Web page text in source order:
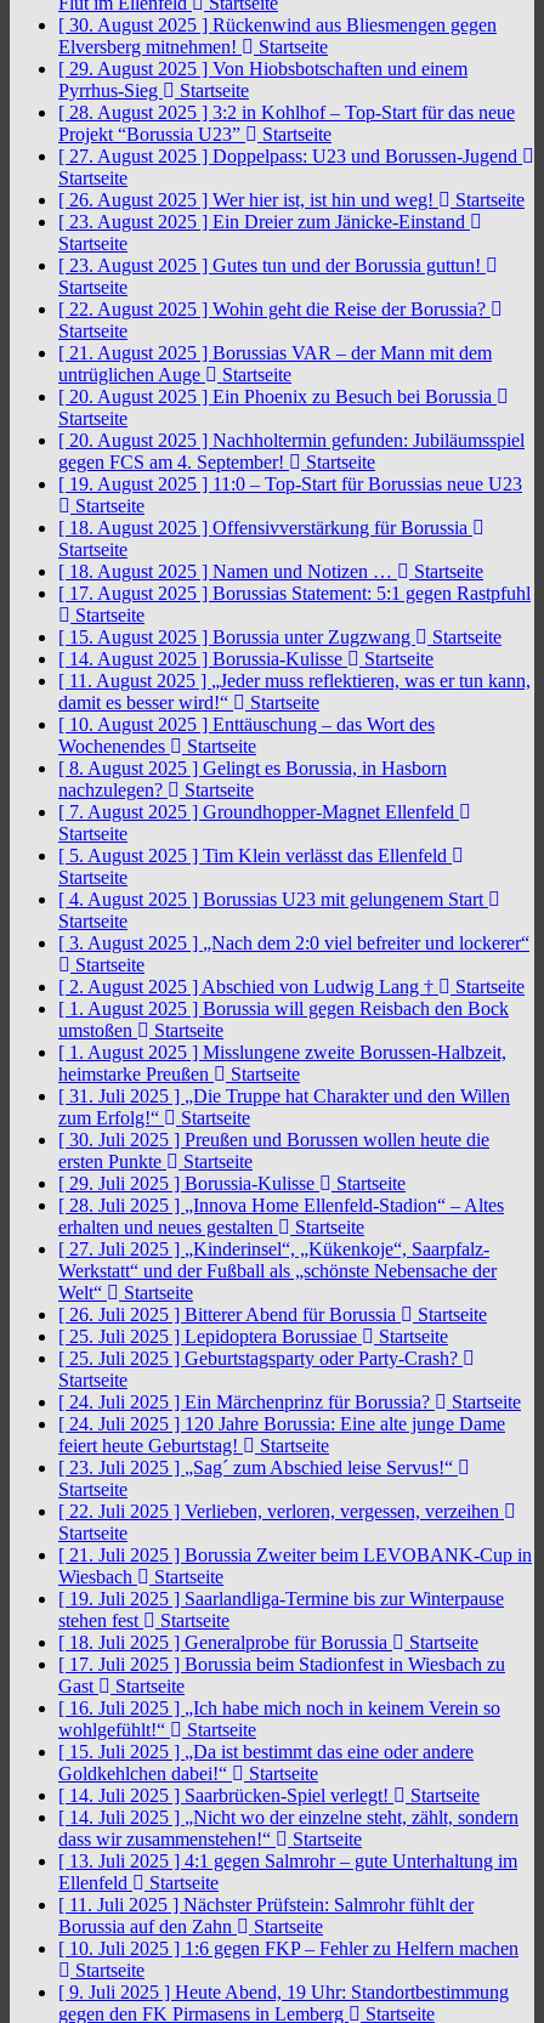
[ 30. August 2025 ] Rückenwind aus Bliesmengen gegen
Elversberg mitnehmen!
Startseite
[ 29. August 2025 ] Von Hiobsbotschaften und einem
Pyrrhus-Sieg
Startseite
[ 28. August 2025 ] 3:2 in Kohlhof – Top-Start für das neue
Projekt “Borussia U23”
Startseite
[ 27. August 2025 ] Doppelpass: U23 und Borussen-Jugend
Startseite
[ 26. August 2025 ] Wer hier ist, ist hin und weg!
Startseite
[ 23. August 2025 ] Ein Dreier zum Jänicke-Einstand
Startseite
[ 23. August 2025 ] Gutes tun und der Borussia guttun!
Startseite
[ 22. August 2025 ] Wohin geht die Reise der Borussia?
Startseite
[ 21. August 2025 ] Borussias VAR – der Mann mit dem
untrüglichen Auge
Startseite
[ 20. August 2025 ] Ein Phoenix zu Besuch bei Borussia
Startseite
[ 20. August 2025 ] Nachholtermin gefunden: Jubiläumsspiel
gegen FCS am 4. September!
Startseite
[ 19. August 2025 ] 11:0 – Top-Start für Borussias neue U23
Startseite
[ 18. August 2025 ] Offensivverstärkung für Borussia
Startseite
[ 18. August 2025 ] Namen und Notizen …
Startseite
[ 17. August 2025 ] Borussias Statement: 5:1 gegen Rastpfuhl
Startseite
[ 15. August 2025 ] Borussia unter Zugzwang
Startseite
[ 14. August 2025 ] Borussia-Kulisse
Startseite
[ 11. August 2025 ] „Jeder muss reflektieren, was er tun kann,
damit es besser wird!“
Startseite
[ 10. August 2025 ] Enttäuschung – das Wort des
Wochenendes
Startseite
[ 8. August 2025 ] Gelingt es Borussia, in Hasborn
nachzulegen?
Startseite
[ 7. August 2025 ] Groundhopper-Magnet Ellenfeld
Startseite
[ 5. August 2025 ] Tim Klein verlässt das Ellenfeld
Startseite
[ 4. August 2025 ] Borussias U23 mit gelungenem Start
Startseite
[ 3. August 2025 ] „Nach dem 2:0 viel befreiter und lockerer“
Startseite
[ 2. August 2025 ] Abschied von Ludwig Lang †
Startseite
[ 1. August 2025 ] Borussia will gegen Reisbach den Bock
umstoßen
Startseite
[ 1. August 2025 ] Misslungene zweite Borussen-Halbzeit,
heimstarke Preußen
Startseite
[ 31. Juli 2025 ] „Die Truppe hat Charakter und den Willen
zum Erfolg!“
Startseite
[ 30. Juli 2025 ] Preußen und Borussen wollen heute die
ersten Punkte
Startseite
[ 29. Juli 2025 ] Borussia-Kulisse
Startseite
[ 28. Juli 2025 ] „Innova Home Ellenfeld-Stadion“ – Altes
erhalten und neues gestalten
Startseite
[ 27. Juli 2025 ] „Kinderinsel“, „Kükenkoje“, Saarpfalz-
Werkstatt“ und der Fußball als „schönste Nebensache der
Welt“
Startseite
[ 26. Juli 2025 ] Bitterer Abend für Borussia
Startseite
[ 25. Juli 2025 ] Lepidoptera Borussiae
Startseite
[ 25. Juli 2025 ] Geburtstagsparty oder Party-Crash?
Startseite
[ 24. Juli 2025 ] Ein Märchenprinz für Borussia?
Startseite
[ 24. Juli 2025 ] 120 Jahre Borussia: Eine alte junge Dame
feiert heute Geburtstag!
Startseite
[ 23. Juli 2025 ] „Sag´ zum Abschied leise Servus!“
Startseite
[ 22. Juli 2025 ] Verlieben, verloren, vergessen, verzeihen
Startseite
[ 21. Juli 2025 ] Borussia Zweiter beim LEVOBANK-Cup in
Wiesbach
Startseite
[ 19. Juli 2025 ] Saarlandliga-Termine bis zur Winterpause
stehen fest
Startseite
[ 18. Juli 2025 ] Generalprobe für Borussia
Startseite
[ 17. Juli 2025 ] Borussia beim Stadionfest in Wiesbach zu
Gast
Startseite
[ 16. Juli 2025 ] „Ich habe mich noch in keinem Verein so
wohlgefühlt!“
Startseite
[ 15. Juli 2025 ] „Da ist bestimmt das eine oder andere
Goldkehlchen dabei!“
Startseite
[ 14. Juli 2025 ] Saarbrücken-Spiel verlegt!
Startseite
[ 14. Juli 2025 ] „Nicht wo der einzelne steht, zählt, sondern
dass wir zusammenstehen!“
Startseite
[ 13. Juli 2025 ] 4:1 gegen Salmrohr – gute Unterhaltung im
Ellenfeld
Startseite
[ 11. Juli 2025 ] Nächster Prüfstein: Salmrohr fühlt der
Borussia auf den Zahn
Startseite
[ 10. Juli 2025 ] 1:6 gegen FKP – Fehler zu Helfern machen
Startseite
[ 9. Juli 2025 ] Heute Abend, 19 Uhr: Standortbestimmung
gegen den FK Pirmasens in Lemberg
Startseite